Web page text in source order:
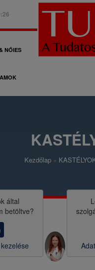
NŐIES
Kezdőlap
által
betöltve?